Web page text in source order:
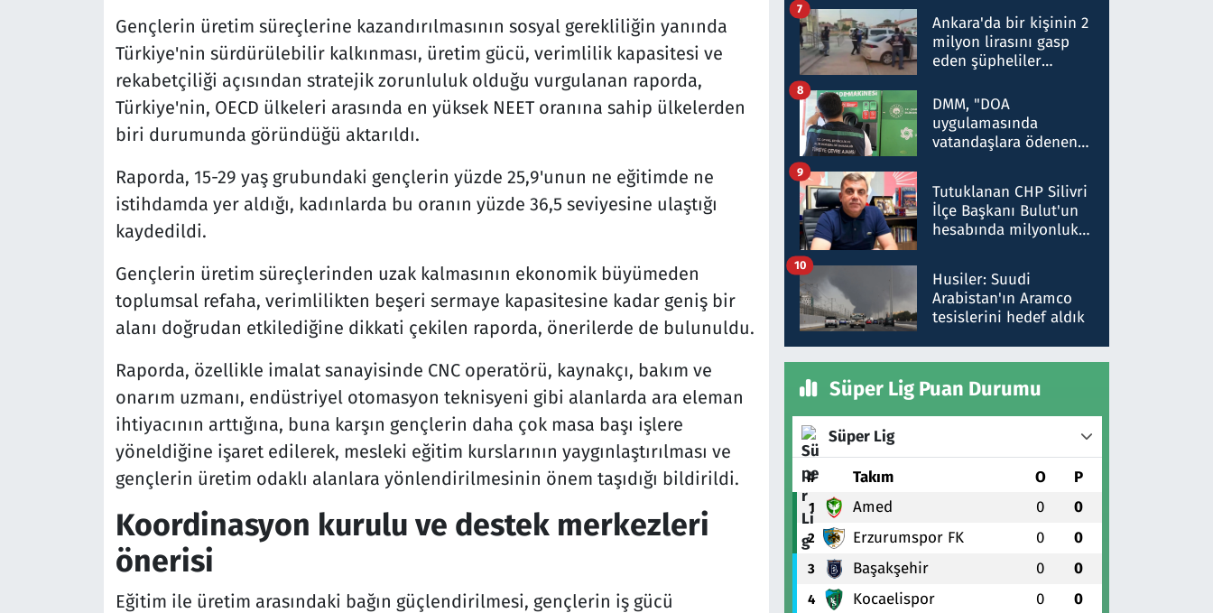
Gençlerin üretim süreçlerine kazandırılmasının sosyal gerekliliğin yanında
Türkiye'nin sürdürülebilir kalkınması, üretim gücü, verimlilik kapasitesi ve
rekabetçiliği açısından stratejik zorunluluk olduğu vurgulanan raporda,
Türkiye'nin, OECD ülkeleri arasında en yüksek NEET oranına sahip ülkelerden
biri durumunda göründüğü aktarıldı.
Raporda, 15-29 yaş grubundaki gençlerin yüzde 25,9'unun ne eğitimde ne
istihdamda yer aldığı, kadınlarda bu oranın yüzde 36,5 seviyesine ulaştığı
kaydedildi.
Gençlerin üretim süreçlerinden uzak kalmasının ekonomik büyümeden
toplumsal refaha, verimlilikten beşeri sermaye kapasitesine kadar geniş bir
alanı doğrudan etkilediğine dikkati çekilen raporda, önerilerde de bulunuldu.
Raporda, özellikle imalat sanayisinde CNC operatörü, kaynakçı, bakım ve
onarım uzmanı, endüstriyel otomasyon teknisyeni gibi alanlarda ara eleman
ihtiyacının arttığına, buna karşın gençlerin daha çok masa başı işlere
yöneldiğine işaret edilerek, mesleki eğitim kurslarının yaygınlaştırılması ve
gençlerin üretim odaklı alanlara yönlendirilmesinin önem taşıdığı bildirildi.
Koordinasyon kurulu ve destek merkezleri
önerisi
Eğitim ile üretim arasındaki bağın güçlendirilmesi, gençlerin iş gücü
ifadelerinden ortaya
çıkan tablo şok etti
Ankara'da bir kişinin 2
milyon lirasını gasp
eden şüpheliler
7
DMM, "DOA
uygulamasında
vatandaşlara ödenen
düşürüldüğü" iddiasını
yalanladı
8
Tutuklanan CHP Silivri
İlçe Başkanı Bulut'un
hesabında milyonluk
talimat verdi, ben
gönderdim
9
Husiler: Suudi
Arabistan'ın Aramco
tesislerini hedef aldık
10
Süper Lig Puan Durumu
Süper Lig
# Takım O P
1 Amed 0 0
2 Erzurumspor FK 0 0
3 Başakşehir 0 0
4 Kocaelispor 0 0